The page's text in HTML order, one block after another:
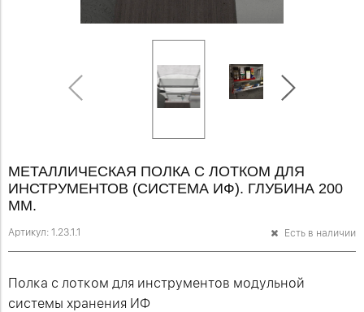
МЕТАЛЛИЧЕСКАЯ ПОЛКА С ЛОТКОМ ДЛЯ
ИНСТРУМЕНТОВ (СИСТЕМА ИФ). ГЛУБИНА 200
ММ.
Артикул: 1.23.1.1 Есть в наличии
Полка с лотком для инструментов модульной
системы хранения ИФ